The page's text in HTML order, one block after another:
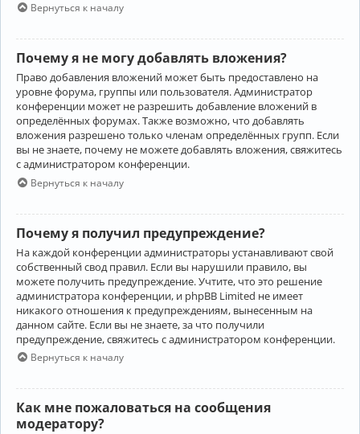
Вернуться к началу
Почему я не могу добавлять вложения?
Право добавления вложений может быть предоставлено на
уровне форума, группы или пользователя. Администратор
конференции может не разрешить добавление вложений в
определённых форумах. Также возможно, что добавлять
вложения разрешено только членам определённых групп. Если
вы не знаете, почему не можете добавлять вложения, свяжитесь
с администратором конференции.
Вернуться к началу
Почему я получил предупреждение?
На каждой конференции администраторы устанавливают свой
собственный свод правил. Если вы нарушили правило, вы
можете получить предупреждение. Учтите, что это решение
администратора конференции, и phpBB Limited не имеет
никакого отношения к предупреждениям, вынесенным на
данном сайте. Если вы не знаете, за что получили
предупреждение, свяжитесь с администратором конференции.
Вернуться к началу
Как мне пожаловаться на сообщения
модератору?